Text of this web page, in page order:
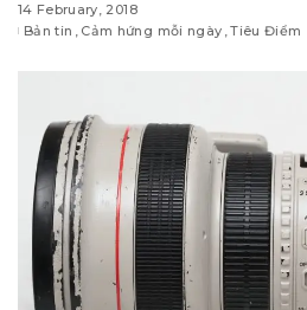
14 February, 2018
Bản tin
Cảm hứng mỗi ngày Tiêu Điểm